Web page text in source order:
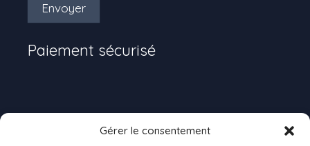
Gérer le consentement
Envoyer
Paiement sécurisé